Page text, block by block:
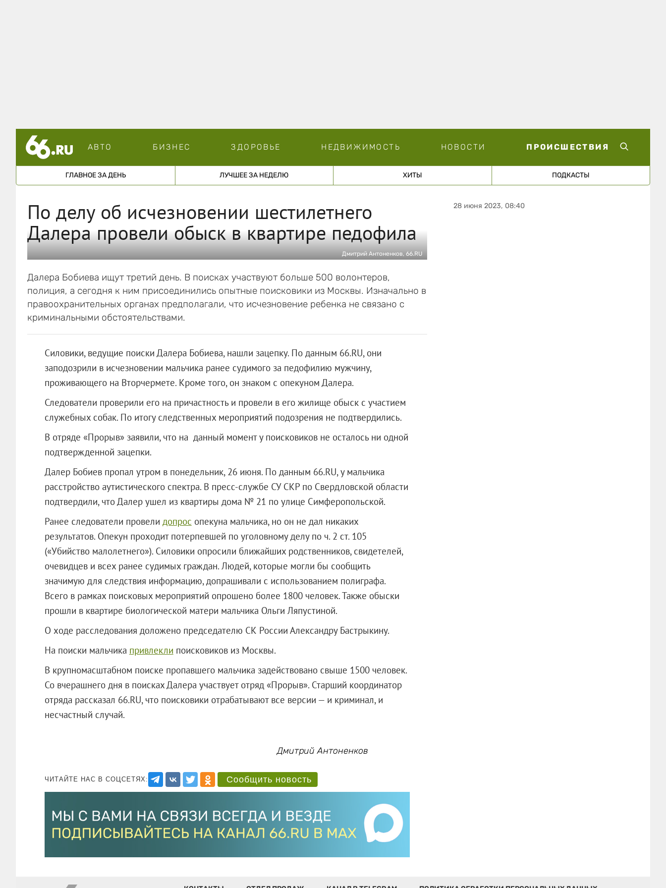
АВТО БИЗНЕС ЗДОРОВЬЕ НЕДВИЖИМОСТЬ НОВОСТИ ПРОИСШЕСТВИЯ
ГЛАВНОЕ ЗА ДЕНЬ ЛУЧШЕЕ ЗА НЕДЕЛЮ ХИТЫ ПОДКАСТЫ
По делу об исчезновении шестилетнего
Далера провели обыск в квартире педофила
Дмитрий Антоненков, 66.RU
Далера Бобиева ищут третий день. В поисках участвуют больше 500 волонтеров,
полиция, а сегодня к ним присоединились опытные поисковики из Москвы. Изначально в
правоохранительных органах предполагали, что исчезновение ребенка не связано с
криминальными обстоятельствами.
Силовики, ведущие поиски Далера Бобиева, нашли зацепку. По данным 66.RU, они
заподозрили в исчезновении мальчика ранее судимого за педофилию мужчину,
проживающего на Вторчермете. Кроме того, он знаком с опекуном Далера.
Следователи проверили его на причастность и провели в его жилище обыск с участием
служебных собак. По итогу следственных мероприятий подозрения не подтвердились.
В отряде «Прорыв» заявили, что на данный момент у поисковиков не осталось ни одной
подтвержденной зацепки.
Далер Бобиев пропал утром в понедельник, 26 июня. По данным 66.RU, у мальчика
расстройство аутистического спектра. В пресс-службе СУ СКР по Свердловской области
подтвердили, что Далер ушел из квартиры дома № 21 по улице Симферопольской.
Ранее следователи провели допрос опекуна мальчика, но он не дал никаких
результатов. Опекун проходит потерпевшей по уголовному делу по ч. 2 ст. 105
(«Убийство малолетнего»). Силовики опросили ближайших родственников, свидетелей,
очевидцев и всех ранее судимых граждан. Людей, которые могли бы сообщить
значимую для следствия информацию, допрашивали с использованием полиграфа.
Всего в рамках поисковых мероприятий опрошено более 1800 человек. Также обыски
прошли в квартире биологической матери мальчика Ольги Ляпустиной.
О ходе расследования доложено председателю СК России Александру Бастрыкину.
На поиски мальчика привлекли поисковиков из Москвы.
В крупномасштабном поиске пропавшего мальчика задействовано свыше 1500 человек.
Со вчерашнего дня в поисках Далера участвует отряд «Прорыв». Старший координатор
отряда рассказал 66.RU, что поисковики отрабатывают все версии — и криминал, и
несчастный случай.
Дмитрий Антоненков
ЧИТАЙТЕ НАС В СОЦСЕТЯХ: Сообщить новость
28 июня 2023, 08:40